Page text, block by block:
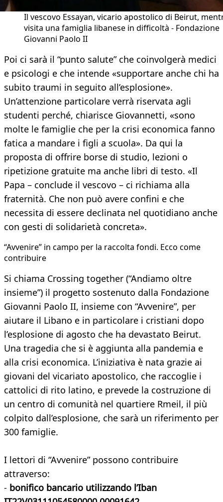
Il vescovo Essayan, vicario apostolico di Beirut,
visita una famiglia libanese in difficoltà - Fondazione
Giovanni Paolo II
Poi ci sarà il “punto salute” che coinvolgerà medici
e psicologi e che intende «supportare anche chi ha
subito traumi in seguito all’esplosione».
Un’attenzione particolare verrà riservata agli
studenti perché, chiarisce Giovannetti, «sono
molte le famiglie che per la crisi economica fanno
fatica a mandare i figli a scuola». Da qui la
proposta di offrire borse di studio, lezioni o
ripetizione gratuite ma anche libri di testo. «Il
Papa – conclude il vescovo – ci richiama alla
fraternità. Che non può avere confini e che
necessita di essere declinata nel quotidiano anche
con gesti di solidarietà concreta».
“Avvenire” in campo per la raccolta fondi. Ecco come
contribuire
Si chiama Crossing together (“Andiamo oltre
insieme”) il progetto sostenuto dalla Fondazione
Giovanni Paolo II, insieme con “Avvenire”, per
aiutare il Libano e in particolare i cristiani dopo
l’esplosione di agosto che ha devastato Beirut.
Una tragedia che si è aggiunta alla pandemia e
alla crisi economica. L’iniziativa è nata grazie ai
giovani del vicariato apostolico, che raccoglie i
cattolici di rito latino, e prevede la costruzione di
un centro di comunità nel quartiere Rmeil, il più
colpito dall’esplosione, che sarà un riferimento per
300 famiglie.
I lettori di “Avvenire” possono contribuire
attraverso:
- bonifico bancario utilizzando l’Iban